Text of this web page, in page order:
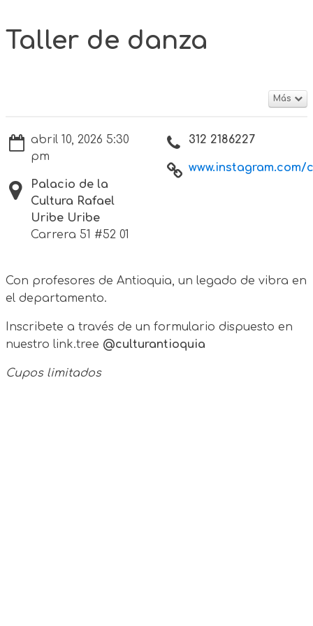
Taller de danza
Más
abril 10, 2026 5:30
pm
Palacio de la
Cultura Rafael
Uribe Uribe
Carrera 51 #52 01
312 2186227
www.instagram.com/
Con profesores de Antioquia, un legado de vibra en
el departamento.
Inscribete a través de un formulario dispuesto en
nuestro link.tree @culturantioquia
Cupos limitados